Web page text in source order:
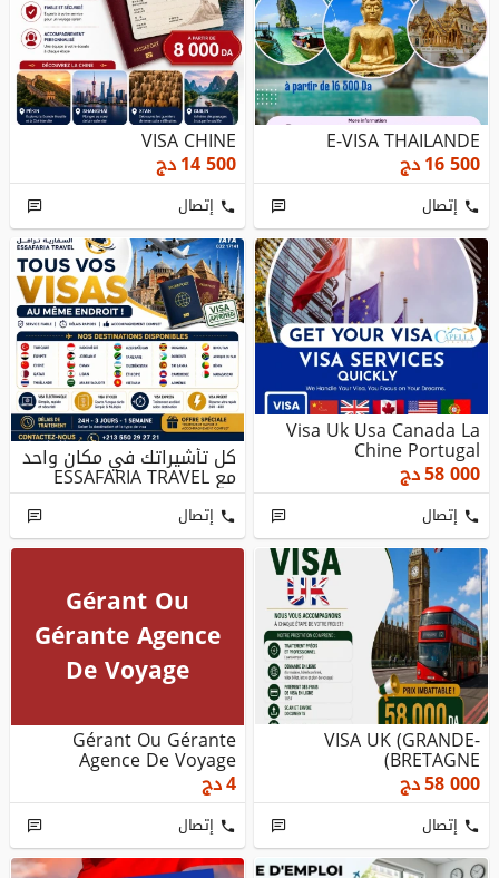
E-VISA THAILANDE
16 500دج
إتصال
VISA CHINE
14 500دج
إتصال
Visa Uk Usa Canada La
Chine Portugal
58 000دج
إتصال
كل تأشيراتك في مكان واحد
مع ESSAFARIA TRAVEL
إتصال
VISA UK (GRANDE-
BRETAGNE)
58 000دج
إتصال
Gérant Ou
Gérante Agence
De Voyage
Gérant Ou Gérante
Agence De Voyage
4دج
إتصال